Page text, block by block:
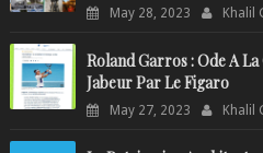
May 28, 2023 Khalil
Roland Garros : Ode A
Jabeur Par Le Figaro
May 27, 2023 Khalil